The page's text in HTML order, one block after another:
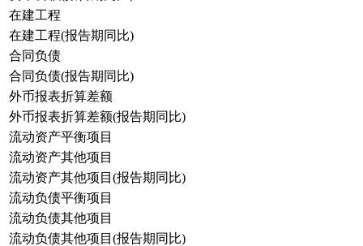
在建工程
在建工程(报告期同比)
合同负债
合同负债(报告期同比)
外币报表折算差额
外币报表折算差额(报告期同比)
流动资产平衡项目
流动资产其他项目
流动资产其他项目(报告期同比)
流动负债平衡项目
流动负债其他项目
流动负债其他项目(报告期同比)